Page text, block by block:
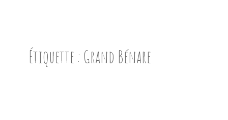
PRÉSENTATION
Étiquette : Grand Bénare